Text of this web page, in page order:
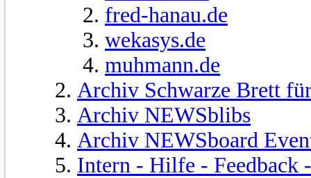
fred-hanau.de
wekasys.de
muhmann.de
Archiv Schwarze Brett
Archiv NEWSblibs
Archiv NEWSboard
Intern - Hilfe - Feedback